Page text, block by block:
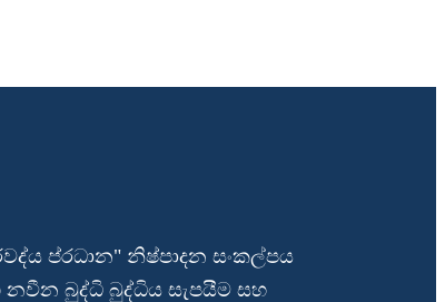
ප්රධාන" නිෂ්පාදන සංකල්පය
නවීන බුද්ධි බුද්ධිය සැපයීම සහ